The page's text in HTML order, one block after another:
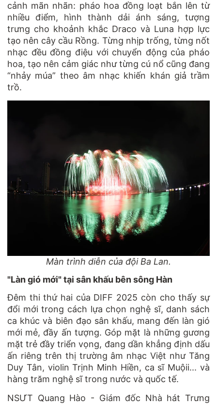
cảnh mãn nhãn: pháo hoa đồng loạt bắn lên từ
nhiều điểm, hình thành dải ánh sáng, tượng
trưng cho khoảnh khắc Draco và Luna hợp lực
tạo nên cây cầu Rồng. Từng nhịp trống, từng nốt
nhạc đều đồng điệu với chuyển động của pháo
hoa, tạo nên cảm giác như từng cú nổ cũng đang
“nhảy múa” theo âm nhạc khiến khán giả trầm
trồ.
Màn trình diễn của đội Ba Lan.
"Làn gió mới" tại sân khấu bên sông Hàn
Đêm thi thứ hai của DIFF 2025 còn cho thấy sự
đổi mới trong cách lựa chọn nghệ sĩ, danh sách
ca khúc và biên đạo sân khấu, mang đến làn gió
mới mẻ, đầy ấn tượng. Góp mặt là những gương
mặt trẻ đầy triển vọng, đang dần khẳng định dấu
ấn riêng trên thị trường âm nhạc Việt như Tăng
Duy Tân, violin Trịnh Minh Hiền, ca sĩ Muộii... và
hàng trăm nghệ sĩ trong nước và quốc tế.
NSƯT Quang Hào - Giám đốc Nhà hát Trưng